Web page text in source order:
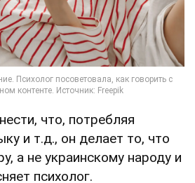
что, потребляя
и т.д., он делает то, что
а не украинскому народу и
психолог.